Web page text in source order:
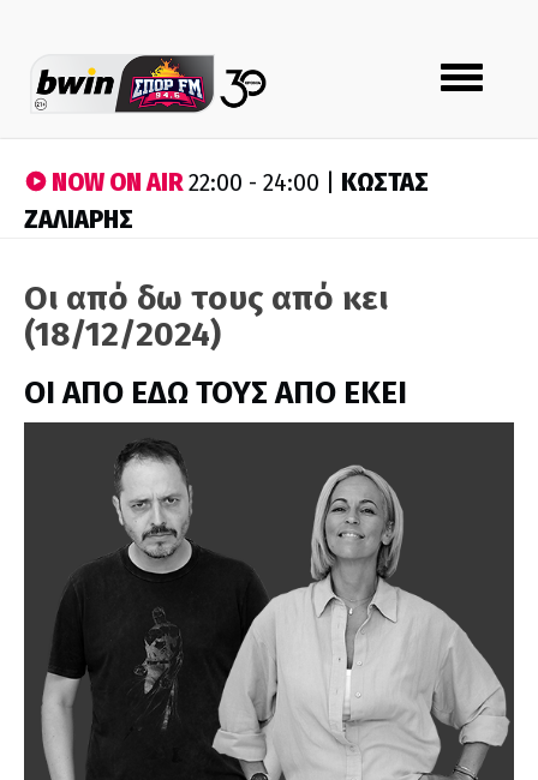
Toggle
navigation
NOW ON AIR22:00 - 24:00 | ΚΩΣΤΑΣ
ΖΑΛΙΑΡΗΣ
Οι από δω τους από κει
(18/12/2024)
ΟΙ ΑΠΟ ΕΔΩ ΤΟΥΣ ΑΠΟ ΕΚΕΙ